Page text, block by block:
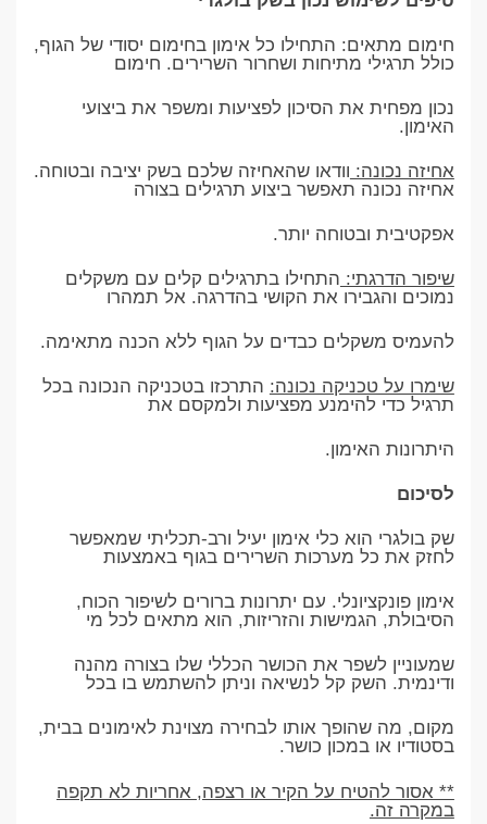
חימום מתאים: התחילו כל אימון בחימום יסודי של הגוף,
כולל תרגילי מתיחות ושחרור השרירים. חימום
נכון מפחית את הסיכון לפציעות ומשפר את ביצועי
האימון.
אחיזה נכונה: וודאו שהאחיזה שלכם בשק יציבה ובטוחה.
אחיזה נכונה תאפשר ביצוע תרגילים בצורה
אפקטיבית ובטוחה יותר.
שיפור הדרגתי: התחילו בתרגילים קלים עם משקלים
נמוכים והגבירו את הקושי בהדרגה. אל תמהרו
להעמיס משקלים כבדים על הגוף ללא הכנה מתאימה.
שימרו על טכניקה נכונה: התרכזו בטכניקה הנכונה בכל
תרגיל כדי להימנע מפציעות ולמקסם את
היתרונות האימון.
לסיכום
שק בולגרי הוא כלי אימון יעיל ורב-תכליתי שמאפשר
לחזק את כל מערכות השרירים בגוף באמצעות
אימון פונקציונלי. עם יתרונות ברורים לשיפור הכוח,
הסיבולת, הגמישות והזריזות, הוא מתאים לכל מי
שמעוניין לשפר את הכושר הכללי שלו בצורה מהנה
ודינמית. השק קל לנשיאה וניתן להשתמש בו בכל
מקום, מה שהופך אותו לבחירה מצוינת לאימונים בבית,
בסטודיו או במכון כושר.
** אסור להטיח על הקיר או רצפה, אחריות לא תקפה
במקרה זה.